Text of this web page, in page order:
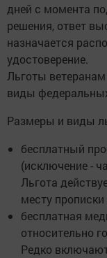
дней с момента
решения, ответ
назначается
удостоверение.
Льготы
виды
Размеры и виды
бесплатный
(исключение -
Льгота
месту
бесплатная
относительно
Редко